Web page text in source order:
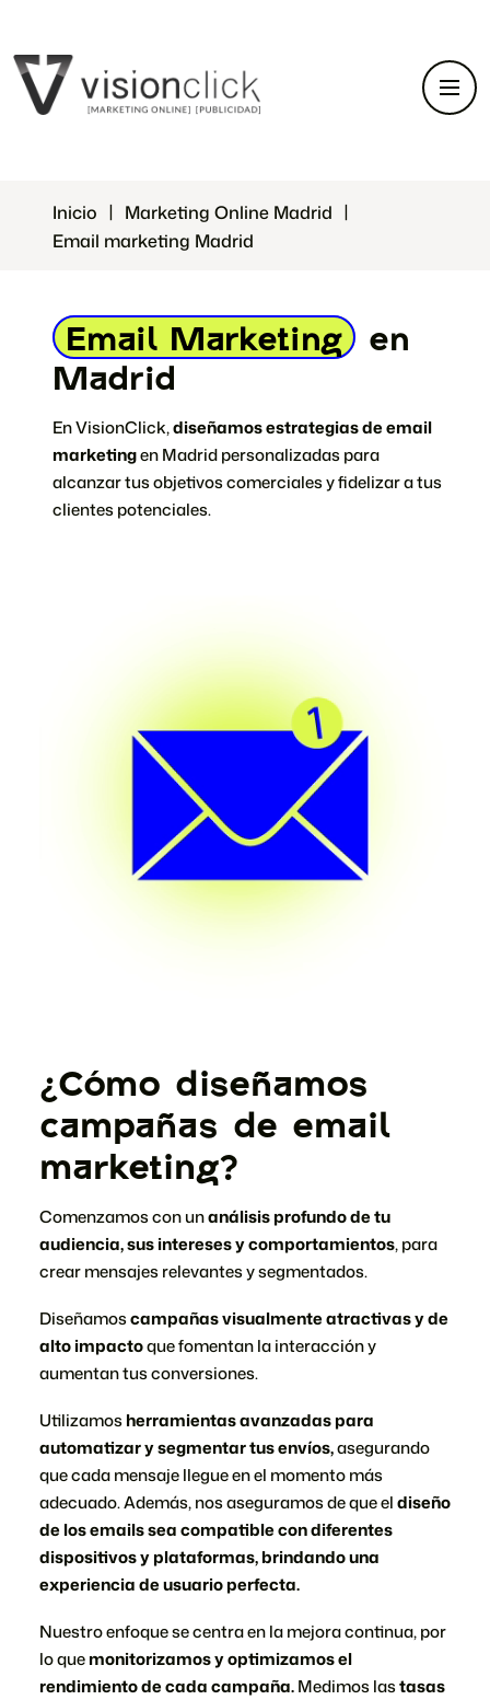
Inicio
Marketing Online Madrid
Email marketing Madrid
Email Marketing en
Madrid
En VisionClick,diseñamos estrategias de email
marketingen Madrid personalizadas para
alcanzar tus objetivos comerciales y fidelizar a tus
clientes potenciales.
¿Cómo diseñamos
campañas de email
marketing?
Comenzamos con unanálisis profundo de tu
audiencia, sus intereses y comportamientos, para
crear mensajes relevantes y segmentados.
Diseñamoscampañas visualmente atractivas y de
alto impactoque fomentan la interacción y
aumentan tus conversiones.
Utilizamosherramientas avanzadas para
automatizar y segmentar tus envíos,asegurando
que cada mensaje llegue en el momento más
adecuado. Además, nos aseguramos de que eldiseño
de los emails sea compatible con diferentes
dispositivos y plataformas, brindando una
experiencia de usuario perfecta.
Nuestro enfoque se centra en la mejora continua, por
lo quemonitorizamos y optimizamos el
rendimiento de cada campaña.Medimos lastasas